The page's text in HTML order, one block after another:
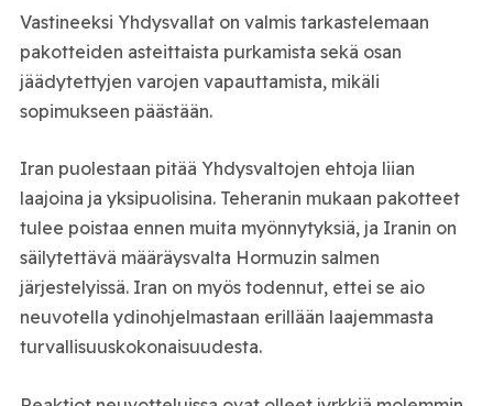
Vastineeksi Yhdysvallat on valmis tarkastelemaan
pakotteiden asteittaista purkamista sekä osan
jäädytettyjen varojen vapauttamista, mikäli
sopimukseen päästään.
Iran puolestaan pitää Yhdysvaltojen ehtoja liian
laajoina ja yksipuolisina. Teheranin mukaan pakotteet
tulee poistaa ennen muita myönnytyksiä, ja Iranin on
säilytettävä määräysvalta Hormuzin salmen
järjestelyissä. Iran on myös todennut, ettei se aio
neuvotella ydinohjelmastaan erillään laajemmasta
turvallisuuskokonaisuudesta.